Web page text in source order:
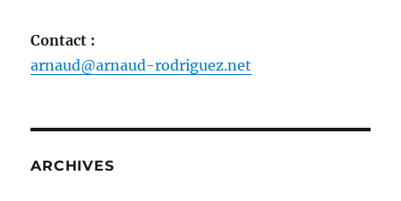
Contact :
arnaud@arnaud-rodriguez.net
ARCHIVES